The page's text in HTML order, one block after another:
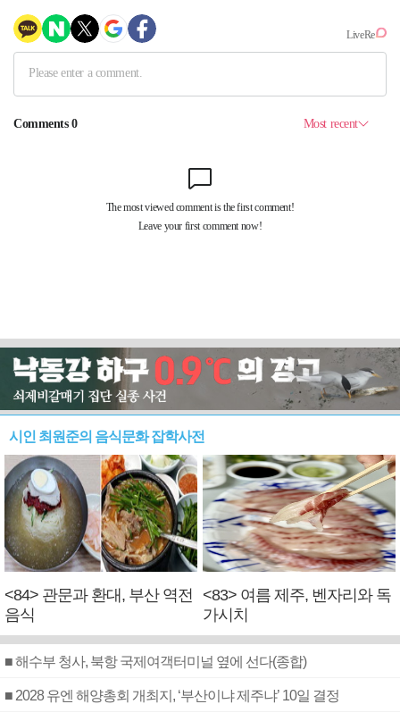
시인 최원준의 음식문화 잡학사전
<84> 관문과 환대, 부산 역전
음식
<83> 여름 제주, 벤자리와 독
가시치
■ 해수부 청사, 북항 국제여객터미널 옆에 선다(종합)
■ 2028 유엔 해양총회 개최지, ‘부산이냐 제주냐’ 10일 결정